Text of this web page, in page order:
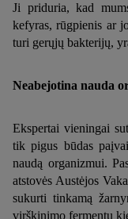
Ji priduria, kad
kefyras, rūgpienis ar
turi gerųjų bakterijų,
Neabejotina nauda
Ekspertai vieningai
tik pigus būdas
naudą organizmui.
atstovės Austėjos
sukurti tinkamą
virškinimo fermentų